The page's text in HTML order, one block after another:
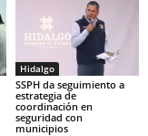
Hidalgo
SSPH da seguimiento a
estrategia de
coordinación en
seguridad con
municipios